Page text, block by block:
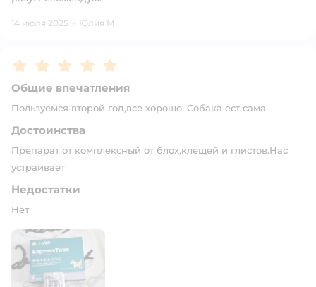
14 июля 2025 · Юлия М.
Рейтинг:5
Общие впечатления
Пользуемся второй год,все хорошо. Собака ест сама
Достоинства
Препарат от комплексный от блох,клещей и глистов.Нас
устраивает
Недостатки
Нет